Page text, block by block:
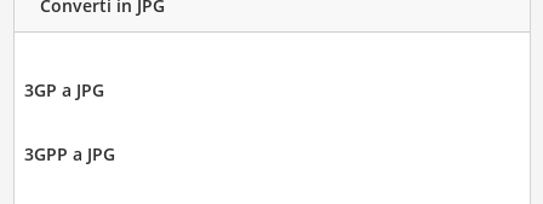
Converti in JPG
3GP a JPG
3GPP a JPG